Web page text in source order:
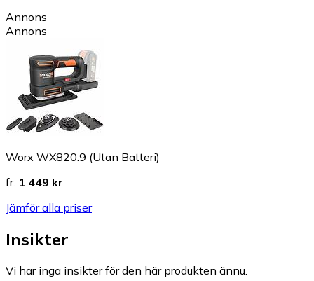
Annons
Annons
Worx WX820.9 (Utan Batteri)
fr. 1 449 kr
Jämför alla priser
Insikter
Vi har inga insikter för den här produkten ännu.